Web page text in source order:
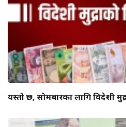
यस्तो छ, सोमबारका लागि विदेशी